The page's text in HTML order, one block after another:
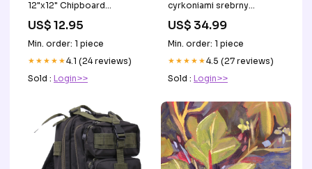
12"x12" Chipboard
US$ 12.95
Min. order: 1 piece
★★★★★4.1 (24 reviews)
Sold : Login>>
cyrkoniami srebrny
topseller-titanium-piercing
US$ 34.99
Min. order: 1 piece
★★★★★4.5 (27 reviews)
Sold : Login>>